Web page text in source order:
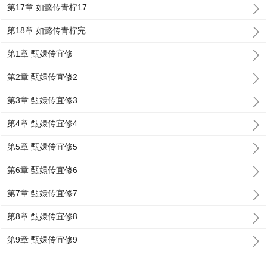
第17章 如懿传青柠17
第18章 如懿传青柠完
第1章 甄嬛传宜修
第2章 甄嬛传宜修2
第3章 甄嬛传宜修3
第4章 甄嬛传宜修4
第5章 甄嬛传宜修5
第6章 甄嬛传宜修6
第7章 甄嬛传宜修7
第8章 甄嬛传宜修8
第9章 甄嬛传宜修9